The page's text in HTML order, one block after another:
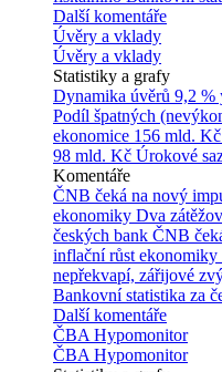
Další komentáře
Úvěry a vklady
Úvěry a vklady
Statistiky a grafy
Dynamika úvěrů 9,2 %
Podíl špatných
ekonomice 156 mld. Kč
98 mld. Kč Úrokové
Komentáře
ČNB čeká na nový
ekonomiky Dva
českých bank ČNB
inflační růst ekonomiky
nepřekvapí, zářijové
Bankovní statistika za
Další komentáře
ČBA Hypomonitor
ČBA Hypomonitor